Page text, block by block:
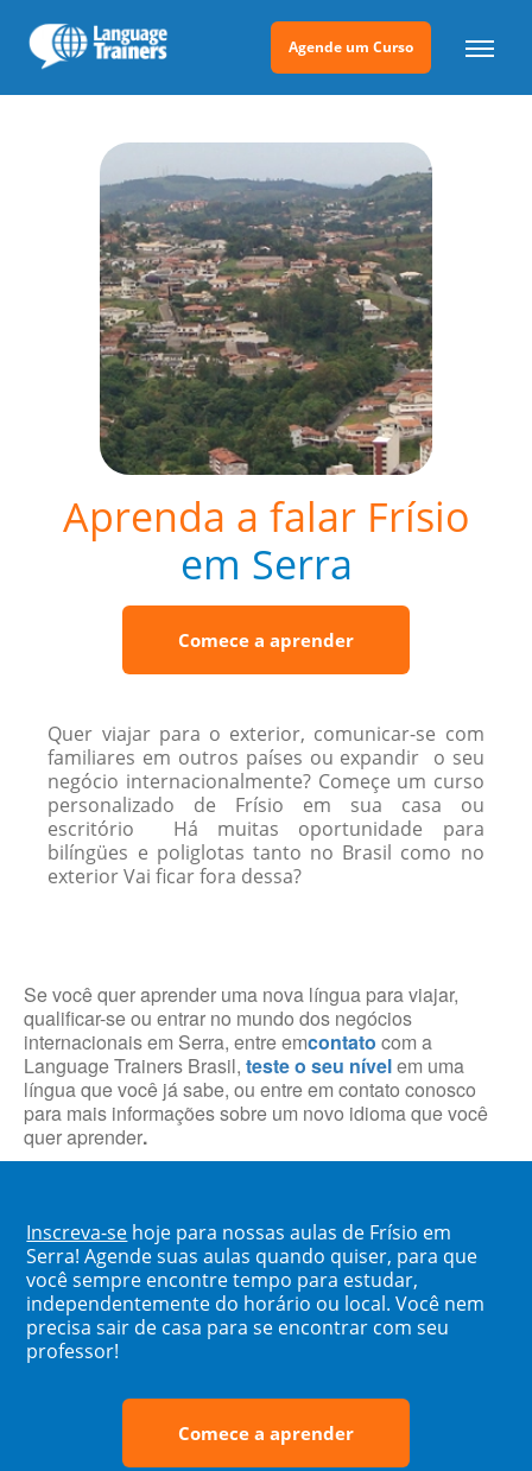
Agende um Curso
Aprenda a falar Frísio
em Serra
Comece a aprender
Quer viajar para o exterior, comunicar-se com
familiares em outros países ou expandir o seu
negócio internacionalmente? Começe um curso
personalizado de Frísio em sua casa ou
escritório Há muitas oportunidade para
bilíngües e poliglotas tanto no Brasil como no
exterior Vai ficar fora dessa?
Se você quer aprender uma nova língua para viajar,
qualificar-se ou entrar no mundo dos negócios
internacionais em Serra, entre emcontato com a
Language Trainers Brasil, teste o seu nívelem uma
língua que você já sabe, ou entre em contato conosco
para mais informações sobre um novo idioma que você
quer aprender.
Inscreva-se hoje para nossas aulas de Frísio em
Serra! Agende suas aulas quando quiser, para que
você sempre encontre tempo para estudar,
independentemente do horário ou local. Você nem
precisa sair de casa para se encontrar com seu
professor!
Comece a aprender